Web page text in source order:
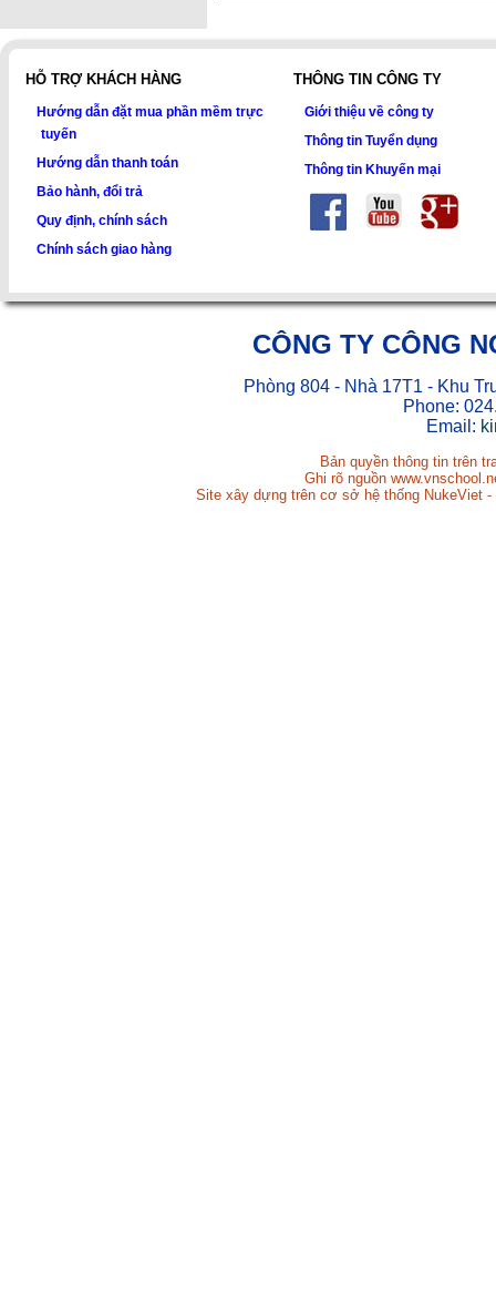
HỖ TRỢ KHÁCH HÀNG
Hướng dẫn đặt mua phần mềm trực
tuyến
Hướng dẫn thanh toán
Bảo hành, đổi trả
Quy định, chính sách
Chính sách giao hàng
THÔNG TIN CÔNG TY
Giới thiệu về công ty
Thông tin Tuyển dụng
Thông tin Khuyến mại
CÔNG TY CÔNG
Phòng 804 - Nhà 17T1 - Khu
Phone:
Email:
Bản quyền thông tin trên
Ghi rõ nguồn
Site xây dựng trên cơ sở hệ thống NukeViet